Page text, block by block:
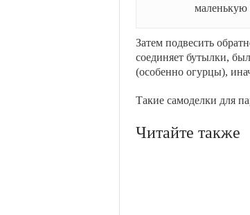
маленькую
Затем подвесить
соединяет бутылки,
(особенно огурцы),
Такие самоделки для
Читайте также